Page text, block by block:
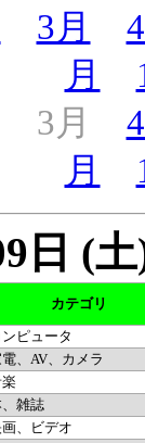
3月
月
3月
月
日 (
カテゴリ
ンピュータ
、AV、カメラ
雑誌
、ビデオ